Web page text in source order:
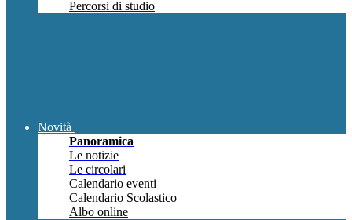
Percorsi di studio
Novità
Panoramica
Le notizie
Le circolari
Calendario eventi
Calendario Scolastico
Albo online